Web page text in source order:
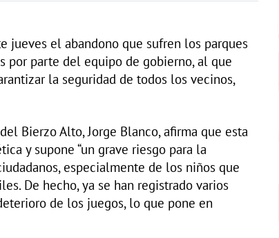
jueves el abandono que sufren los parques
por parte del equipo de gobierno, al que
la seguridad de todos los vecinos,
Bierzo Alto, Jorge Blanco, afirma que esta
y supone “un grave riesgo para la
especialmente de los niños que
De hecho, ya se han registrado varios
de los juegos, lo que pone en